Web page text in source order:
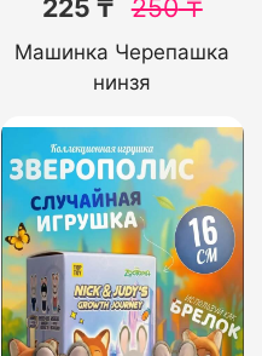
225 ₸ 250₸
Машинка Черепашка
нинзя